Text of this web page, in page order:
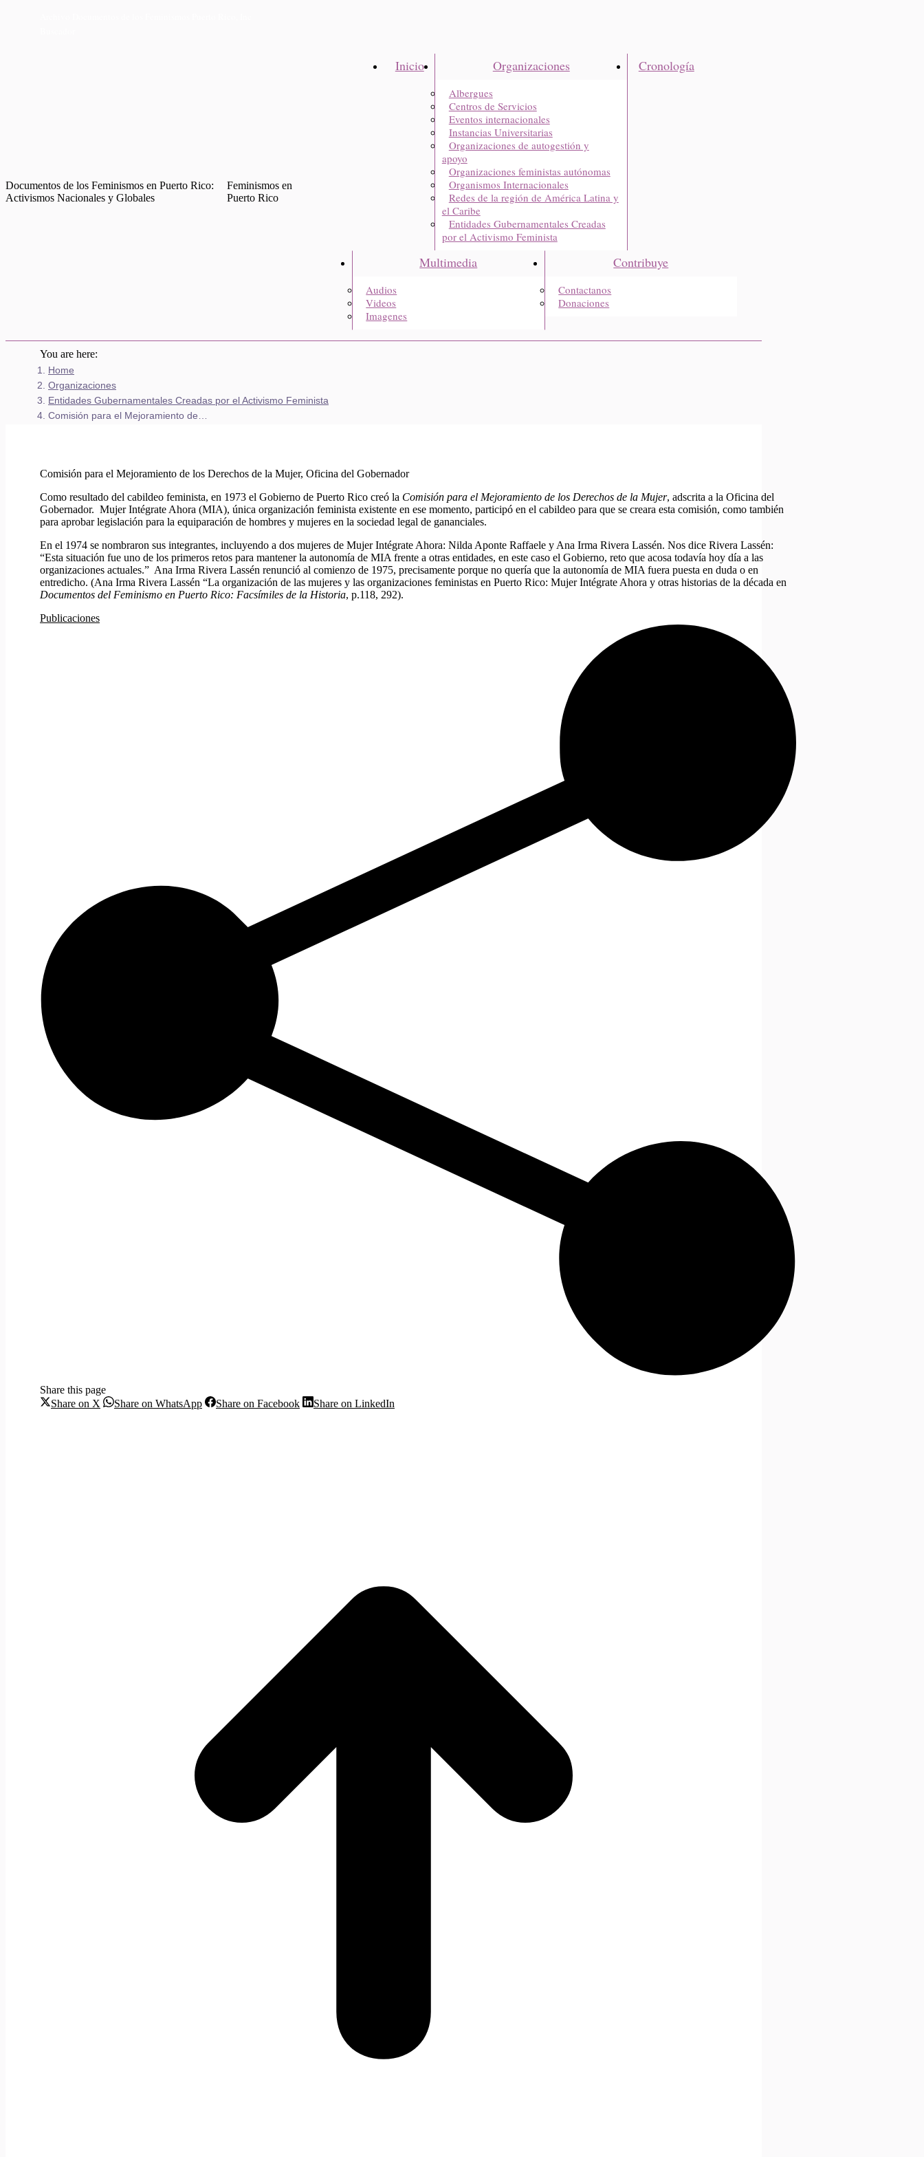
Documentos de los Feminismos en Puerto Rico:
Activismos Nacionales y Globales
Feminismos en
Puerto Rico
Inicio Organizaciones
Albergues
Centros de Servicios
Eventos internacionales
Instancias Universitarias
Organizaciones de autogestión y
apoyo
Organizaciones feministas autónomas
Organismos Internacionales
Redes de la región de América Latina y
el Caribe
Entidades Gubernamentales Creadas
por el Activismo Feminista
Cronología
Multimedia
Audios
Videos
Imagenes
Contribuye
Contactanos
Donaciones
You are here:
Home
Organizaciones
Entidades Gubernamentales Creadas por el Activismo Feminista
Comisión para el Mejoramiento de…
Comisión para el Mejoramiento de los Derechos de la Mujer, Oficina del Gobernador
Como resultado del cabildeo feminista, en 1973 el Gobierno de Puerto Rico creó la Comisión para el Mejoramiento de los Derechos de la Mujer, adscrita a la Oficina del
Gobernador. Mujer Intégrate Ahora (MIA), única organización feminista existente en ese momento, participó en el cabildeo para que se creara esta comisión, como también
para aprobar legislación para la equiparación de hombres y mujeres en la sociedad legal de gananciales.
En el 1974 se nombraron sus integrantes, incluyendo a dos mujeres de Mujer Intégrate Ahora: Nilda Aponte Raffaele y Ana Irma Rivera Lassén. Nos dice Rivera Lassén:
“Esta situación fue uno de los primeros retos para mantener la autonomía de MIA frente a otras entidades, en este caso el Gobierno, reto que acosa todavía hoy día a las
organizaciones actuales.” Ana Irma Rivera Lassén renunció al comienzo de 1975, precisamente porque no quería que la autonomía de MIA fuera puesta en duda o en
entredicho. (Ana Irma Rivera Lassén “La organización de las mujeres y las organizaciones feministas en Puerto Rico: Mujer Intégrate Ahora y otras historias de la década en
Documentos del Feminismo en Puerto Rico: Facsímiles de la Historia, p.118, 292).
Publicaciones
Share this page
Share on X ShareShare on WhatsAppShareShare on FacebookShareShare on LinkedIn